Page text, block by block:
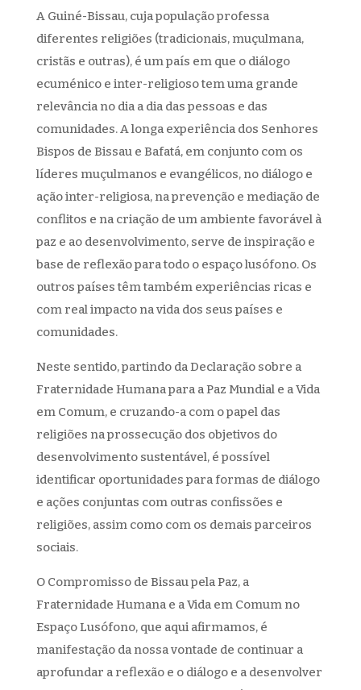
A Guiné-Bissau, cuja população professa
diferentes religiões (tradicionais, muçulmana,
cristãs e outras), é um país em que o diálogo
ecuménico e inter-religioso tem uma grande
relevância no dia a dia das pessoas e das
comunidades. A longa experiência dos Senhores
Bispos de Bissau e Bafatá, em conjunto com os
líderes muçulmanos e evangélicos, no diálogo e
ação inter-religiosa, na prevenção e mediação de
conflitos e na criação de um ambiente favorável à
paz e ao desenvolvimento, serve de inspiração e
base de reflexão para todo o espaço lusófono. Os
outros países têm também experiências ricas e
com real impacto na vida dos seus países e
comunidades.
Neste sentido, partindo da Declaração sobre a
Fraternidade Humana para a Paz Mundial e a Vida
em Comum, e cruzando-a com o papel das
religiões na prossecução dos objetivos do
desenvolvimento sustentável, é possível
identificar oportunidades para formas de diálogo
e ações conjuntas com outras confissões e
religiões, assim como com os demais parceiros
sociais.
O Compromisso de Bissau pela Paz, a
Fraternidade Humana e a Vida em Comum no
Espaço Lusófono, que aqui afirmamos, é
manifestação da nossa vontade de continuar a
aprofundar a reflexão e o diálogo e a desenvolver